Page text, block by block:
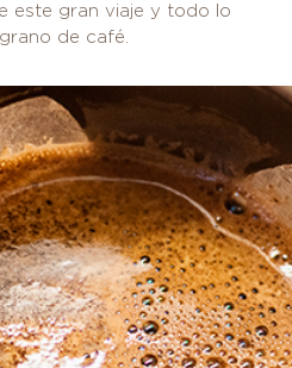
este gran viaje y todo lo
de café.